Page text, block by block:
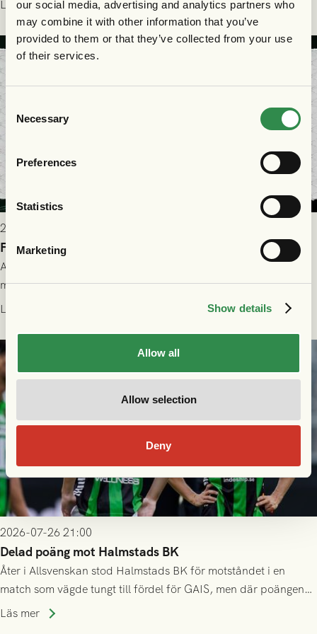
our social media, advertising and analytics partners who
may combine it with other information that you’ve
provided to them or that they’ve collected from your use
of their services.
Selection
Necessary
Preferences
Statistics
Marketing
Show details
Allow all
Allow selection
Deny
Läs mer
2026-07-28 17:36
FC Nordsjælland borta: Biljettuthämtning
All information om hur du byter ditt värdebevis mot
matchbiljett på plats i Danmark, samt vad som gäller för dig
som står på reservlista eller fått förhinder.
Läs mer
2026-07-26 21:00
Delad poäng mot Halmstads BK
Åter i Allsvenskan stod Halmstads BK för motståndet i en
match som vägde tungt till fördel för GAIS, men där poängen
delades efter dramatik på tilläggstid.
Läs mer